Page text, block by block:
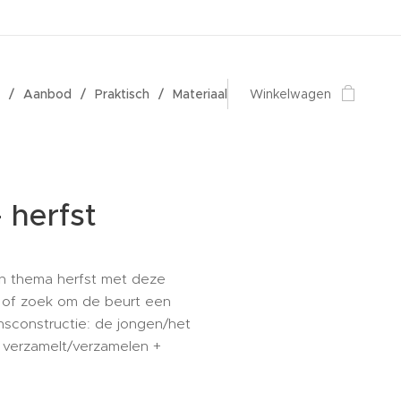
Aanbod Praktisch Materiaal Winkelwagen
herfst
thema herfst met deze
zoek om de beurt een
de jongen/het
verzamelen +